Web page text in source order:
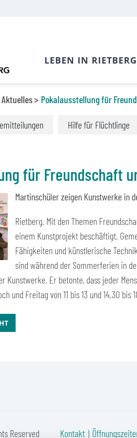
Aktuelles Pokalausstellung für
Hilfe für Flüchtlinge
für Freundschaft
Martinschüler zeigen Kunstwerke in
Rietberg. Mit den Themen
einem Kunstprojekt beschäftigt.
Fähigkeiten und künstlerische
sind während der Sommerferien in
Kunstwerke. Er betonte, dass jeder
und Freitag von 11 bis 13 und 14.30 bis
Reserved Kontakt
LEBEN IN RIETBERG